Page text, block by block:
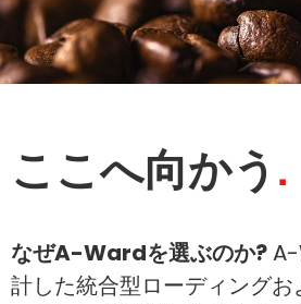
ここへ向かう
なぜA-Wardを選ぶのか?
計した統合型ローディングお